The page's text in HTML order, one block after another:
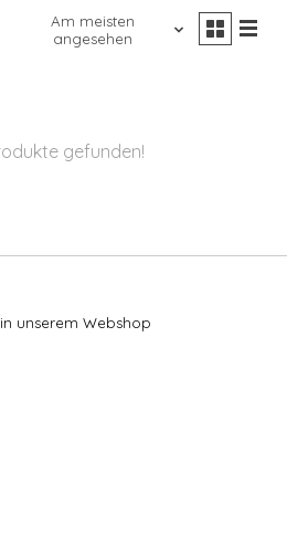
Am meisten
angesehen
gefunden!
unserem Webshop